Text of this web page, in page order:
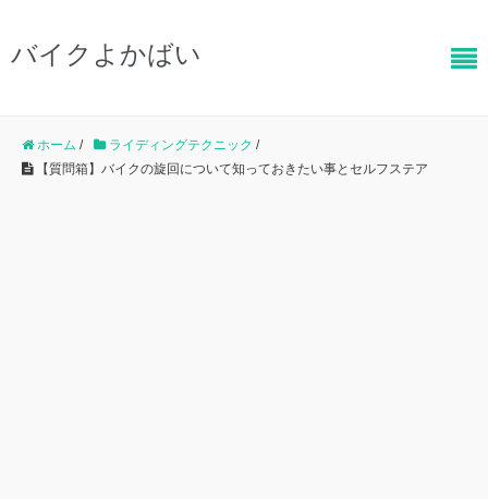
バイクよかばい
ホーム / ライディングテクニック /
【質問箱】バイクの旋回について知っておきたい事とセルフステア